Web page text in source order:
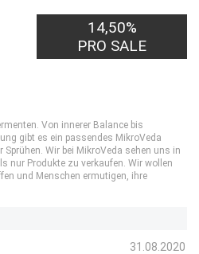
14,50%
PRO SALE
Von innerer Balance bis
gibt es ein passendes MikroVeda
Wir bei MikroVeda sehen uns in
nur Produkte zu verkaufen. Wir wollen
und Menschen ermutigen, ihre
31.08.2020